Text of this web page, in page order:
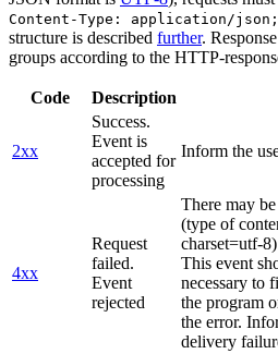
Content-Type: application/
structure is described further.
groups according to the HTTP-
Code Description
2xx
Success.
Event is
accepted for
processing
Inform the
4xx
Request
failed.
Event
rejected
There may
(type of
charset=utf-
This event
necessary to
the program
the error.
delivery